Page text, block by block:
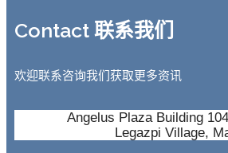
Contact 联系我们
欢迎联系咨询我们获取更多资讯
Angelus Plaza Building
Legazpi Village,